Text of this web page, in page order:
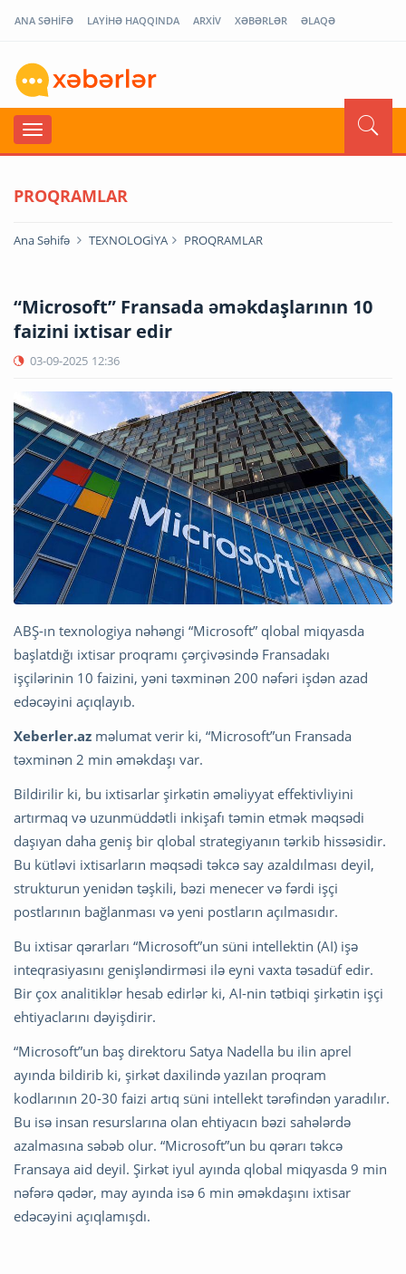
ANA SƏHİFƏ LAYİHƏ HAQQINDA ARXİV XƏBƏRLƏR ƏLAQƏ
PROQRAMLAR
Ana Səhifə TEXNOLOGİYA PROQRAMLAR
“Microsoft” Fransada əməkdaşlarının 10
faizini ixtisar edir
03-09-2025 12:36
ABŞ-ın texnologiya nəhəngi “Microsoft” qlobal miqyasda
başlatdığı ixtisar proqramı çərçivəsində Fransadakı
işçilərinin 10 faizini, yəni təxminən 200 nəfəri işdən azad
edəcəyini açıqlayıb.
Xeberler.az məlumat verir ki, “Microsoft”un Fransada
təxminən 2 min əməkdaşı var.
Bildirilir ki, bu ixtisarlar şirkətin əməliyyat effektivliyini
artırmaq və uzunmüddətli inkişafı təmin etmək məqsədi
daşıyan daha geniş bir qlobal strategiyanın tərkib hissəsidir.
Bu kütləvi ixtisarların məqsədi təkcə say azaldılması deyil,
strukturun yenidən təşkili, bəzi menecer və fərdi işçi
postlarının bağlanması və yeni postların açılmasıdır.
Bu ixtisar qərarları “Microsoft”un süni intellektin (AI) işə
inteqrasiyasını genişləndirməsi ilə eyni vaxta təsadüf edir.
Bir çox analitiklər hesab edirlər ki, AI-nin tətbiqi şirkətin işçi
ehtiyaclarını dəyişdirir.
“Microsoft”un baş direktoru Satya Nadella bu ilin aprel
ayında bildirib ki, şirkət daxilində yazılan proqram
kodlarının 20-30 faizi artıq süni intellekt tərəfindən yaradılır.
Bu isə insan resurslarına olan ehtiyacın bəzi sahələrdə
azalmasına səbəb olur. “Microsoft”un bu qərarı təkcə
Fransaya aid deyil. Şirkət iyul ayında qlobal miqyasda 9 min
nəfərə qədər, may ayında isə 6 min əməkdaşını ixtisar
edəcəyini açıqlamışdı.